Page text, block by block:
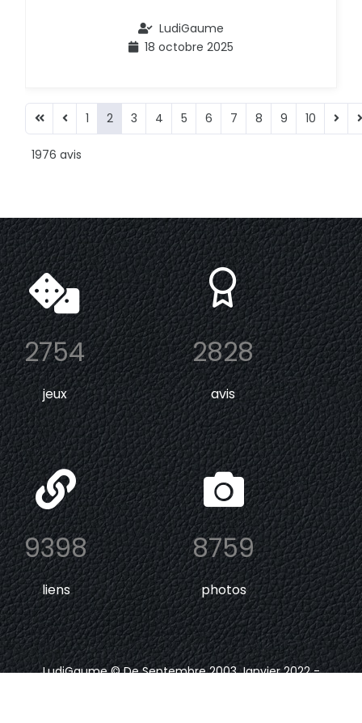
LudiGaume
18 octobre 2025
1 2 3 4 5 6 7 8 9 10
1976 avis
2754
jeux
2828
avis
9398
liens
8759
photos
LudiGaume © De Septembre 2003 Janvier 2022 -